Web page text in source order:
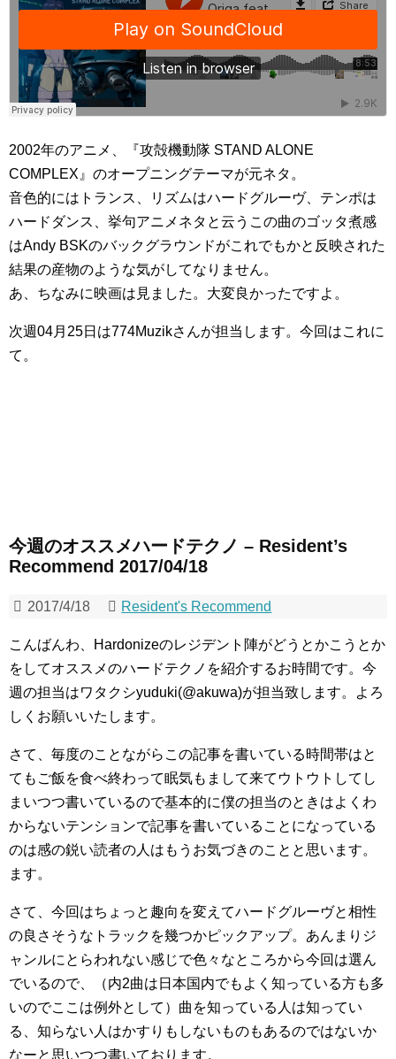
2002年のアニメ、『攻殻機動隊 STAND ALONE
COMPLEX』のオープニングテーマが元ネタ。
音色的にはトランス、リズムはハードグルーヴ、テンポは
ハードダンス、挙句アニメネタと云うこの曲のゴッタ煮感
はAndy BSKのバックグラウンドがこれでもかと反映された
結果の産物のような気がしてなりません。
あ、ちなみに映画は見ました。大変良かったですよ。
次週04月25日は774Muzikさんが担当します。今回はこれに
て。
今週のオススメハードテクノ – Resident’s
Recommend 2017/04/18
2017/4/18 Resident's Recommend
こんばんわ、Hardonizeのレジデント陣がどうとかこうとか
をしてオススメのハードテクノを紹介するお時間です。今
週の担当はワタクシyuduki(@akuwa)が担当致します。よろ
しくお願いいたします。
さて、毎度のことながらこの記事を書いている時間帯はと
てもご飯を食べ終わって眠気もまして来てウトウトしてし
まいつつ書いているので基本的に僕の担当のときはよくわ
からないテンションで記事を書いていることになっている
のは感の鋭い読者の人はもうお気づきのことと思います。
ます。
さて、今回はちょっと趣向を変えてハードグルーヴと相性
の良さそうなトラックを幾つかピックアップ。あんまりジ
ャンルにとらわれない感じで色々なところから今回は選ん
でいるので、（内2曲は日本国内でもよく知っている方も多
いのでここは例外として）曲を知っている人は知ってい
る、知らない人はかすりもしないものもあるのではないか
なーと思いつつ書いております。